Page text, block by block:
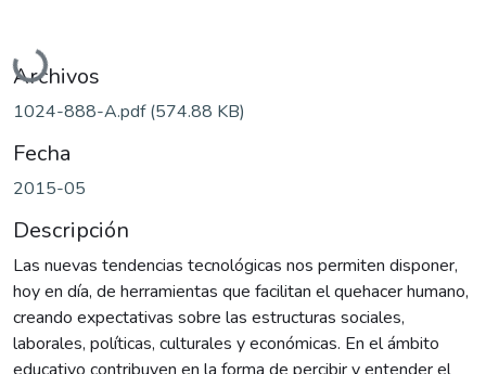
Cargando...
Archivos
1024-888-A.pdf(574.88 KB)
Fecha
2015-05
Descripción
Las nuevas tendencias tecnológicas nos permiten disponer,
hoy en día, de herramientas que facilitan el quehacer humano,
creando expectativas sobre las estructuras sociales,
laborales, políticas, culturales y económicas. En el ámbito